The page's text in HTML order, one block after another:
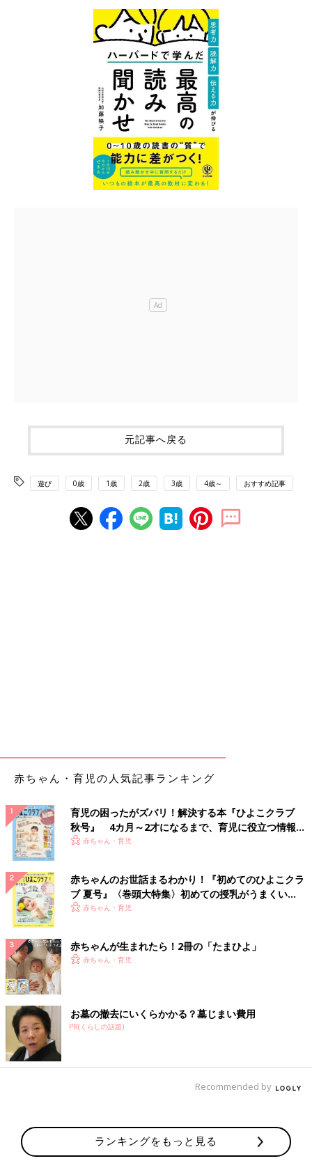
元記事へ戻る
遊び 0歳 1歳 2歳 3歳 4歳～ おすすめ記事
赤ちゃん・育児の人気記事ランキング
育児の困ったがズバリ！解決する本『ひよこクラブ
秋号』 4カ月～2才になるまで、育児に役立つ情報が
いっぱい！
赤ちゃん・育児
赤ちゃんのお世話まるわかり！『初めてのひよこクラ
ブ 夏号』〈巻頭大特集〉初めての授乳がうまくい
く！ おっぱい・ミルクの基本と夏のトラブル 解決テ
赤ちゃん・育児
赤ちゃんが生まれたら！2冊の「たまひよ」
赤ちゃん・育児
お墓の撤去にいくらかかる？墓じまい費用
PR(くらしの話題)
Recommended by
ランキングをもっと見る